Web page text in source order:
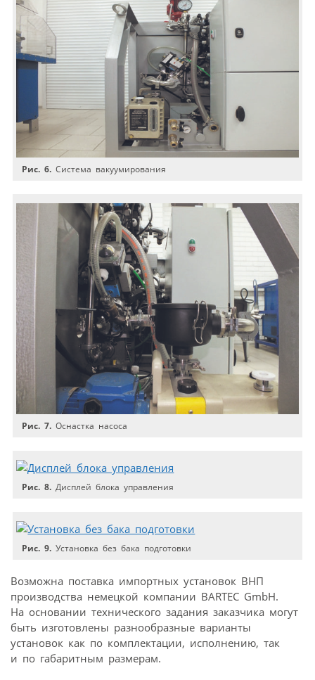
Рис. 6. Система вакуумирования
Рис. 7. Оснастка насоса
Рис. 8. Дисплей блока управления
Рис. 9. Установка без бака подготовки
Возможна поставка импортных установок ВНП
производства немецкой компании BARTEC GmbH.
На основании технического задания заказчика могут
быть изготовлены разнообразные варианты
установок как по комплектации, исполнению, так
и по габаритным размерам.